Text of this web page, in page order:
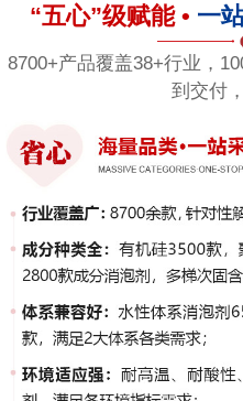
“五心”级赋能 • 一
8700+产品覆盖38+行业，
到交付